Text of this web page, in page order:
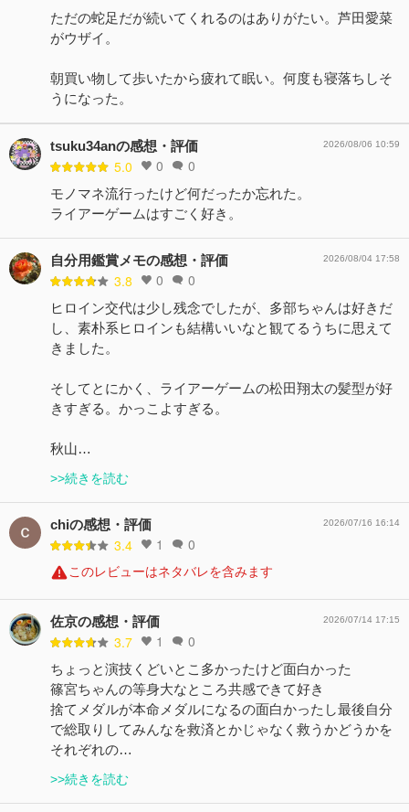
ただの蛇足だが続いてくれるのはありがたい。芦田愛菜
がウザイ。
朝買い物して歩いたから疲れて眠い。何度も寝落ちしそ
うになった。
tsuku34anの感想・評価
5.0 0 0
2026/08/06 10:59
モノマネ流行ったけど何だったか忘れた。
ライアーゲームはすごく好き。
自分用鑑賞メモの感想・評価
3.8 0 0
2026/08/04 17:58
ヒロイン交代は少し残念でしたが、多部ちゃんは好きだ
し、素朴系ヒロインも結構いいなと観てるうちに思えて
きました。
そしてとにかく、ライアーゲームの松田翔太の髪型が好
きすぎる。かっこよすぎる。
秋山…
>>続きを読む
chiの感想・評価
3.4 1 0
2026/07/16 16:14
このレビューはネタバレを含みます
佐京の感想・評価
3.7 1 0
2026/07/14 17:15
ちょっと演技くどいとこ多かったけど面白かった
篠宮ちゃんの等身大なところ共感できて好き
捨てメダルが本命メダルになるの面白かったし最後自分
で総取りしてみんなを救済とかじゃなく救うかどうかを
それぞれの…
>>続きを読む